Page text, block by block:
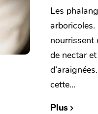
Les
nourrissent
de nectar
cette...
Plus